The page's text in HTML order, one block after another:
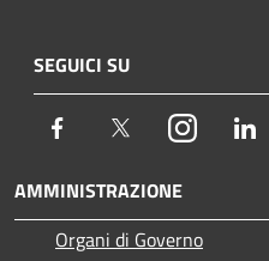
SEGUICI SU
Facebook TwitterInstagram
AMMINISTRAZIONE
Organi di Governo